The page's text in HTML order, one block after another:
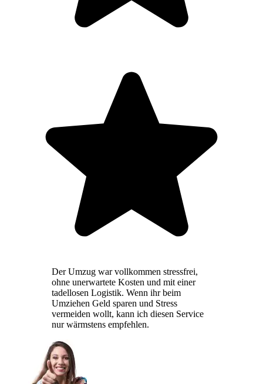
Der Umzug war vollkommen stressfrei,
ohne unerwartete Kosten und mit einer
tadellosen Logistik. Wenn ihr beim
Umziehen Geld sparen und Stress
vermeiden wollt, kann ich diesen Service
nur wärmstens empfehlen.